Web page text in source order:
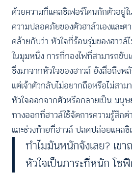
ด้วยความที่แคลซิเฟอร์โดนกักตัวอยู่
ความปลอดภัยของตัวฮาล์วเองและต
คล้ายกับว่า หัวใจที่ร้อนรุ่มของฮาวล์
ในมุมหนึ่ง การที่กองไฟที่สามารถขั
ซึ่งมาจากหัวใจของฮาวล์ ยังสื่อถึง
แต่เจ้าตัวกลับไม่อยากถือหรือไม่สา
หัวใจออกจากตัวหรือกลายเป็น มนุษ
ทางออกที่ฮาวล์ใช้จัดการความรู้สึก
และช่วงท้ายที่ฮาวล์ ปลดปล่อยแคลซิ
ทำไมมันหนักจังเลย? เขา
หัวใจเป็นภาระที่หนัก โซ